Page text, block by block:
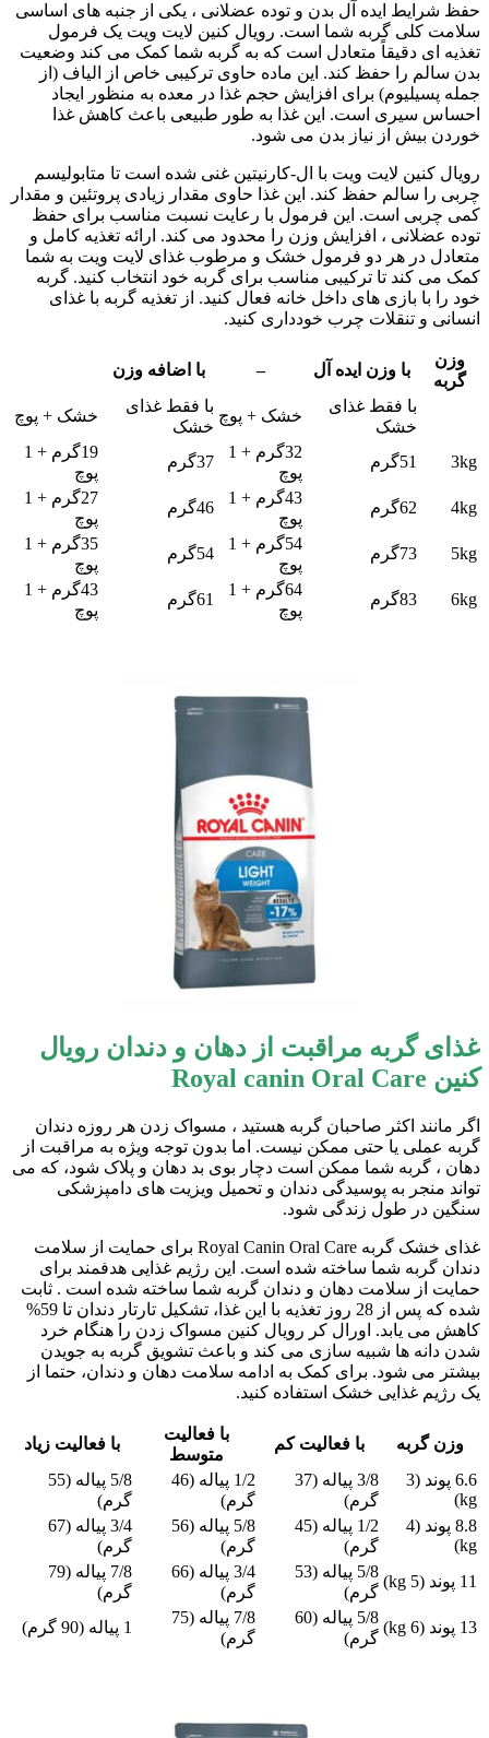
حفظ شرایط ایده آل بدن و توده عضلانی ، یکی از جنبه های اساسی
سلامت کلی گربه شما است. رویال کنین لایت ویت یک فرمول
تغذیه ای دقیقاً متعادل است که به گربه شما کمک می کند وضعیت
بدن سالم را حفظ کند. این ماده حاوی ترکیبی خاص از الیاف (از
جمله پسیلیوم) برای افزایش حجم غذا در معده به منظور ایجاد
احساس سیری است. این غذا به طور طبیعی باعث کاهش غذا
خوردن بیش از نیاز بدن می شود.
رویال کنین لایت ویت با ال-کارنیتین غنی شده است تا متابولیسم
چربی را سالم حفظ کند. این غذا حاوی مقدار زیادی پروتئین و مقدار
کمی چربی است. این فرمول با رعایت نسبت مناسب برای حفظ
توده عضلانی ، افزایش وزن را محدود می کند. ارائه تغذیه کامل و
متعادل در هر دو فرمول خشک و مرطوب غذای لایت ویت به شما
کمک می کند تا ترکیبی مناسب برای گربه خود انتخاب کنید. گربه
خود را با بازی های داخل خانه فعال کنید. از تغذیه گربه با غذای
انسانی و تنقلات چرب خودداری کنید.
وزن
گربه
با وزن ایده آل –
با اضافه وزن
با فقط غذای
خشک
خشک + پوچ
با فقط غذای
خشک
خشک + پوچ
3kg 51گرم
32گرم + 1
پوچ
37گرم
19گرم + 1
پوچ
4kg
62گرم
43گرم + 1
پوچ
46گرم
27گرم + 1
پوچ
5kg
73گرم
54گرم + 1
پوچ
54گرم
35گرم + 1
پوچ
6kg
83گرم
64گرم + 1
پوچ
61گرم
43گرم + 1
پوچ
غذای گربه مراقبت از دهان و دندان رویال
کنین Royal canin Oral Care
اگر مانند اکثر صاحبان گربه هستید ، مسواک زدن هر روزه دندان
گربه عملی یا حتی ممکن نیست. اما بدون توجه ویژه به مراقبت از
دهان ، گربه شما ممکن است دچار بوی بد دهان و پلاک شود، که می
تواند منجر به پوسیدگی دندان و تحمیل ویزیت های دامپزشکی
سنگین در طول زندگی شود.
غذای خشک گربه Royal Canin Oral Care برای حمایت از سلامت
دندان گربه شما ساخته شده است. این رژیم غذایی هدفمند برای
حمایت از سلامت دهان و دندان گربه شما ساخته شده است . ثابت
شده که پس از 28 روز تغذیه با این غذا، تشکیل تارتار دندان تا 59%
کاهش می یابد. اورال کر رویال کنین مسواک زدن را هنگام خرد
شدن دانه ها شبیه سازی می کند و باعث تشویق گربه به جویدن
بیشتر می شود. برای کمک به ادامه سلامت دهان و دندان، حتما از
یک رژیم غذایی خشک استفاده کنید.
وزن گربه با فعالیت کم
با فعالیت
متوسط
با فعالیت زیاد
6.6 پوند (3
kg)
3/8 پیاله (37
گرم)
1/2 پیاله (46
گرم)
5/8 پیاله (55
گرم)
8.8 پوند (4
kg)
1/2 پیاله (45
گرم)
5/8 پیاله (56
گرم)
3/4 پیاله (67
گرم)
11 پوند (5 kg)
5/8 پیاله (53
گرم)
3/4 پیاله (66
گرم)
7/8 پیاله (79
گرم)
13 پوند (6 kg)
5/8 پیاله (60
گرم)
7/8 پیاله (75
گرم)
1 پیاله (90 گرم)